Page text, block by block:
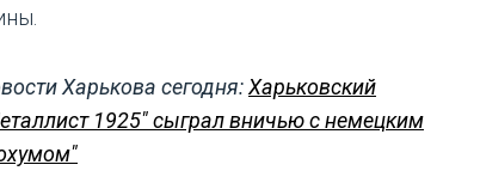
Харькова сегодня:Харьковский
1925" сыграл вничью с немецким